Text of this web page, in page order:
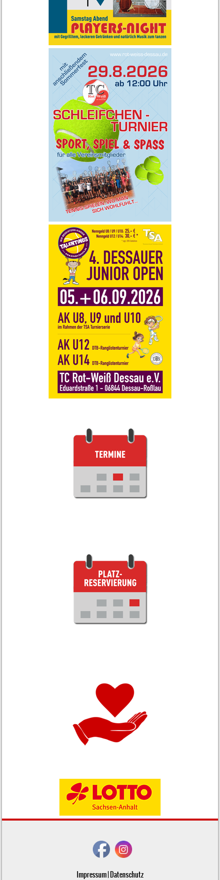
Impressum|Datenschutz